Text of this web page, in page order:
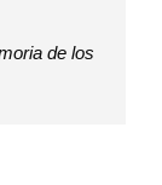
de los